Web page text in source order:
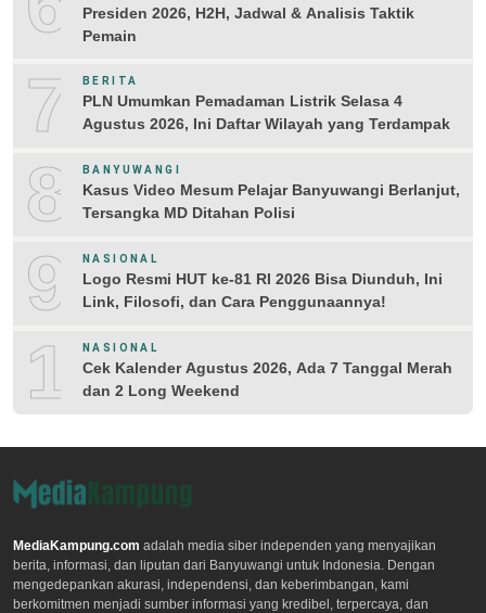
Presiden 2026, H2H, Jadwal & Analisis Taktik
Pemain
7 BERITA
PLN Umumkan Pemadaman Listrik Selasa 4
Agustus 2026, Ini Daftar Wilayah yang Terdampak
8 BANYUWANGI
Kasus Video Mesum Pelajar Banyuwangi Berlanjut,
Tersangka MD Ditahan Polisi
9 NASIONAL
Logo Resmi HUT ke-81 RI 2026 Bisa Diunduh, Ini
Link, Filosofi, dan Cara Penggunaannya!
10NASIONAL
Cek Kalender Agustus 2026, Ada 7 Tanggal Merah
dan 2 Long Weekend
MediaKampung.com adalah media siber independen yang menyajikan
berita, informasi, dan liputan dari Banyuwangi untuk Indonesia. Dengan
mengedepankan akurasi, independensi, dan keberimbangan, kami
berkomitmen menjadi sumber informasi yang kredibel, terpercaya, dan